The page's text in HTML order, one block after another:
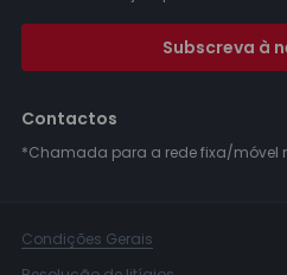
Subscreva à
Contactos
*Chamada para a rede fixa/móvel
Condições Gerais